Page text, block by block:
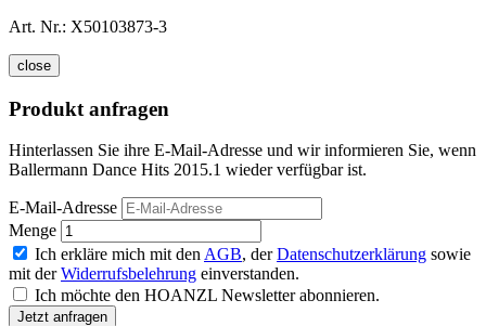
Art. Nr.: X50103873-3
close
Produkt anfragen
Hinterlassen Sie ihre E-Mail-Adresse und wir informieren Sie, wenn
Ballermann Dance Hits 2015.1 wieder verfügbar ist.
E-Mail-Adresse
Menge
Ich erkläre mich mit den AGB, derDatenschutzerklärung sowie
mit derWiderrufsbelehrung einverstanden.
Ich möchte den HOANZL Newsletter abonnieren.